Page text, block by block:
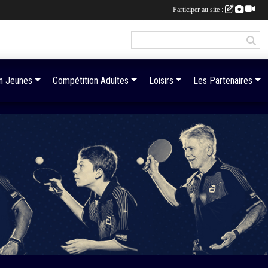
Jeunes Compétition Adultes Loisirs Les Partenaires
Participer au site :